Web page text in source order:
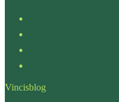
Vincisblog